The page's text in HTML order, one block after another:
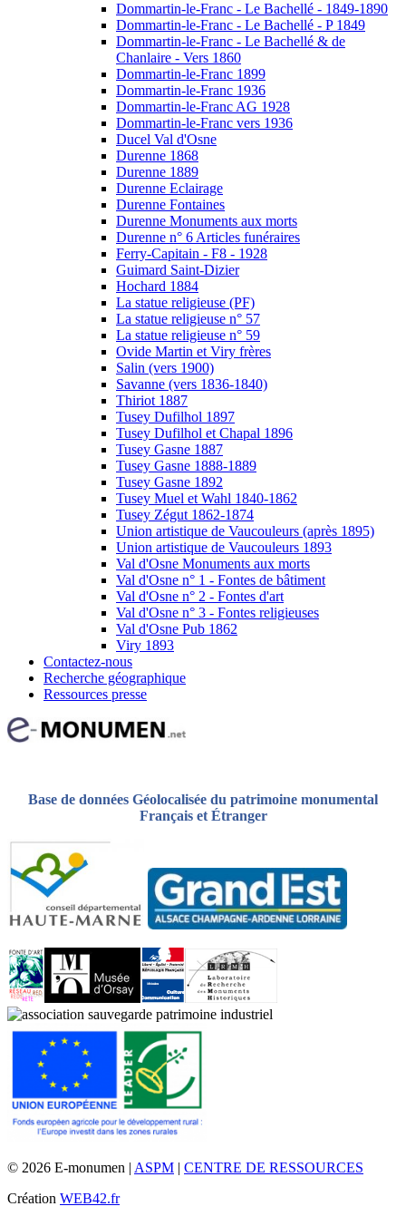
Dommartin-le-Franc - Le Bachellé - 1849-1890
Dommartin-le-Franc - Le Bachellé - P 1849
Dommartin-le-Franc - Le Bachellé & de
Chanlaire - Vers 1860
Dommartin-le-Franc 1899
Dommartin-le-Franc 1936
Dommartin-le-Franc AG 1928
Dommartin-le-Franc vers 1936
Ducel Val d'Osne
Durenne 1868
Durenne 1889
Durenne Eclairage
Durenne Fontaines
Durenne Monuments aux morts
Durenne n° 6 Articles funéraires
Ferry-Capitain - F8 - 1928
Guimard Saint-Dizier
Hochard 1884
La statue religieuse (PF)
La statue religieuse n° 57
La statue religieuse n° 59
Ovide Martin et Viry frères
Salin (vers 1900)
Savanne (vers 1836-1840)
Thiriot 1887
Tusey Dufilhol 1897
Tusey Dufilhol et Chapal 1896
Tusey Gasne 1887
Tusey Gasne 1888-1889
Tusey Gasne 1892
Tusey Muel et Wahl 1840-1862
Tusey Zégut 1862-1874
Union artistique de Vaucouleurs (après 1895)
Union artistique de Vaucouleurs 1893
Val d'Osne Monuments aux morts
Val d'Osne n° 1 - Fontes de bâtiment
Val d'Osne n° 2 - Fontes d'art
Val d'Osne n° 3 - Fontes religieuses
Val d'Osne Pub 1862
Viry 1893
Contactez-nous
Recherche géographique
Ressources presse
Base de données Géolocalisée du patrimoine monumental
Français et Étranger
© 2026 E-monumen | ASPM
CENTRE DE RESSOURCES
Création WEB42.fr